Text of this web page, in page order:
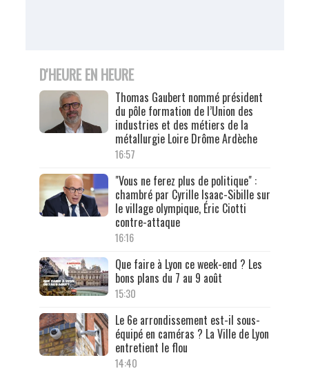
D'HEURE EN HEURE
Thomas Gaubert nommé président
du pôle formation de l’Union des
industries et des métiers de la
métallurgie Loire Drôme Ardèche
16:57
"Vous ne ferez plus de politique" :
chambré par Cyrille Isaac-Sibille sur
le village olympique, Éric Ciotti
contre-attaque
16:16
Que faire à Lyon ce week-end ? Les
bons plans du 7 au 9 août
15:30
Le 6e arrondissement est-il sous-
équipé en caméras ? La Ville de Lyon
entretient le flou
14:40